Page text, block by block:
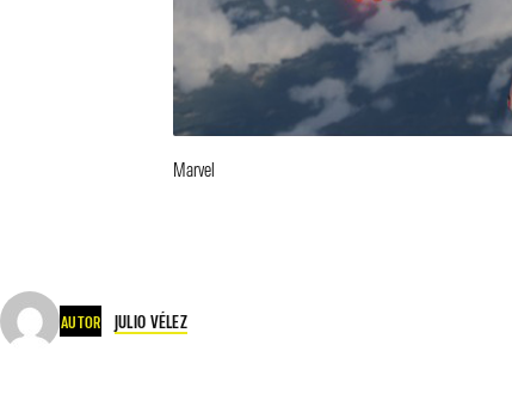
Marvel
AUTOR JULIO VÉLEZ